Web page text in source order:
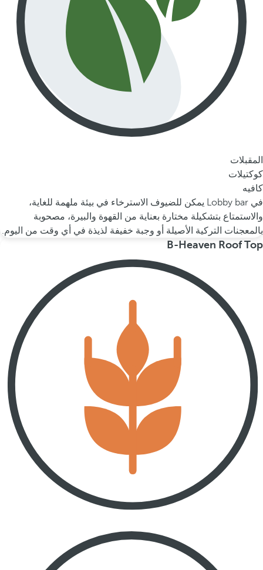
المقبلات
كوكتيلات
كافيه
في Lobby bar يمكن للضيوف الاسترخاء في بيئة ملهمة للغاية،
والاستمتاع بتشكيلة مختارة بعناية من القهوة والبيرة، مصحوبة
بالمعجنات التركية الأصيلة أو وجبة خفيفة لذيذة في أي وقت من اليوم.
B-Heaven Roof Top